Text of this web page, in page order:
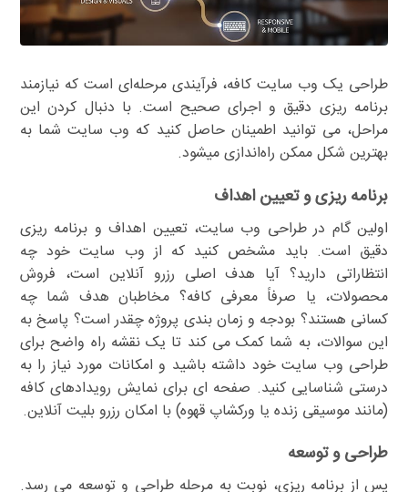
طراحی یک وب سایت کافه، فرآیندی مرحله‌ای است که نیازمند
برنامه ریزی دقیق و اجرای صحیح است. با دنبال کردن این
مراحل، می توانید اطمینان حاصل کنید که وب سایت شما به
بهترین شکل ممکن راه‌اندازی میشود.
برنامه ریزی و تعیین اهداف
اولین گام در طراحی وب سایت، تعیین اهداف و برنامه ریزی
دقیق است. باید مشخص کنید که از وب سایت خود چه
انتظاراتی دارید؟ آیا هدف اصلی رزرو آنلاین است، فروش
محصولات، یا صرفاً معرفی کافه؟ مخاطبان هدف شما چه
کسانی هستند؟ بودجه و زمان بندی پروژه چقدر است؟ پاسخ به
این سوالات، به شما کمک می کند تا یک نقشه راه واضح برای
طراحی وب سایت خود داشته باشید و امکانات مورد نیاز را به
درستی شناسایی کنید. صفحه ای برای نمایش رویدادهای کافه
(مانند موسیقی زنده یا ورکشاپ قهوه) با امکان رزرو بلیت آنلاین.
طراحی و توسعه
پس از برنامه ریزی، نوبت به مرحله طراحی و توسعه می رسد.